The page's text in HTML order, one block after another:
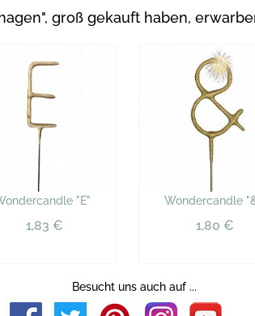
groß gekauft haben,
"E"
1,83 €
Wondercandle
1,80 €
Besucht uns auch auf ...